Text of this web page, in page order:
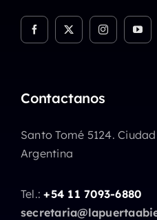
Contactanos
Santo Tomé 5124.
Argentina
Tel.:+54 11 7093-6880